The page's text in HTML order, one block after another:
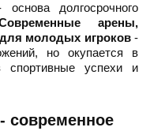
долгосрочного
арены,
молодых игроков-
но окупается в
спортивные успехи и
современное